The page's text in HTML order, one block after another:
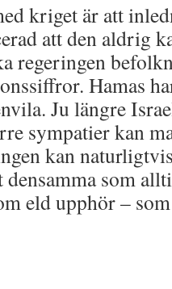
kriget är att
att den aldrig
regeringen
Hamas
Ju längre
sympatier kan
kan
som
eld upphör –